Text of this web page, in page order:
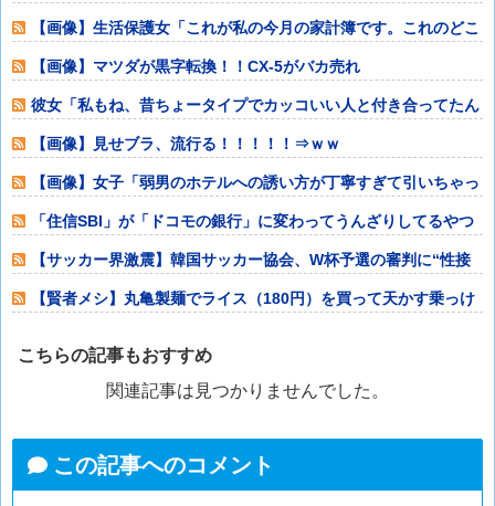
⇒！！！
【画像】生活保護女「これが私の今月の家計簿です。これのどこ
が“いい思い”
【画像】マツダが黒字転換！！CX-5がバカ売れ
彼女「私もね、昔ちょータイプでカッコいい人と付き合ってたん
だけど」俺「う
【画像】見せブラ、流行る！！！！！⇒ｗｗ
【画像】女子「弱男のホテルへの誘い方が丁寧すぎて引いちゃっ
た（笑）」⇒ｗ
「住信SBI」が「ドコモの銀行」に変わってうんざりしてるやつ
w w w
【サッカー界激震】韓国サッカー協会、W杯予選の審判に“性接
待”していたこ
【賢者メシ】丸亀製麺でライス（180円）を買って天かす乗っけ
こちらの記事もおすすめ
関連記事は見つかりませんでした。
この記事へのコメント